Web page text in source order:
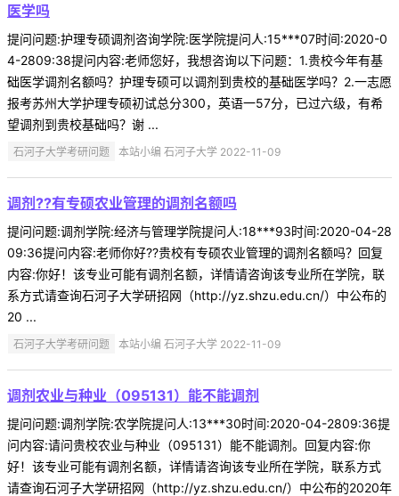
医学吗
提问问题:护理专硕调剂咨询学院:医学院提问人:15***07时间:2020-0
4-2809:38提问内容:老师您好，我想咨询以下问题：1.贵校今年有基
础医学调剂名额吗？护理专硕可以调剂到贵校的基础医学吗？2.一志愿
报考苏州大学护理专硕初试总分300，英语一57分，已过六级，有希
望调剂到贵校基础吗？谢 ...
石河子大学考研问题 本站小编 石河子大学 2022-11-09
调剂??有专硕农业管理的调剂名额吗
提问问题:调剂学院:经济与管理学院提问人:18***93时间:2020-04-28
09:36提问内容:老师你好??贵校有专硕农业管理的调剂名额吗？回复
内容:你好！该专业可能有调剂名额，详情请咨询该专业所在学院，联
系方式请查询石河子大学研招网（http://yz.shzu.edu.cn/）中公布的
20 ...
石河子大学考研问题 本站小编 石河子大学 2022-11-09
调剂农业与种业（095131）能不能调剂
提问问题:调剂学院:农学院提问人:13***30时间:2020-04-2809:36提
问内容:请问贵校农业与种业（095131）能不能调剂。回复内容:你
好！该专业可能有调剂名额，详情请咨询该专业所在学院，联系方式
请查询石河子大学研招网（http://yz.shzu.edu.cn/）中公布的2020年